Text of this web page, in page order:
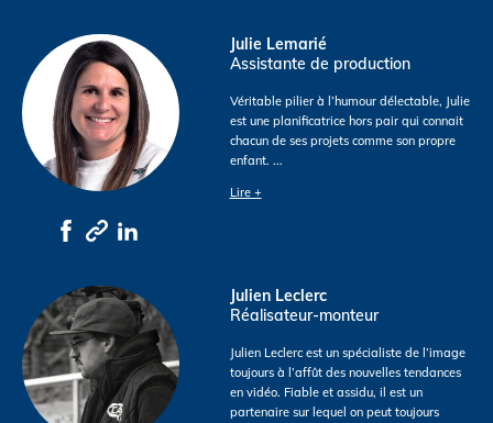
Julie Lemarié
Assistante de production
Véritable pilier à l’humour délectable, Julie
est une planificatrice hors pair qui connait
chacun de ses projets comme son propre
enfant. ...
Lire +
Julien Leclerc
Réalisateur-monteur
Julien Leclerc est un spécialiste de l’image
toujours à l’affût des nouvelles tendances
en vidéo. Fiable et assidu, il est un
partenaire sur lequel on peut toujours